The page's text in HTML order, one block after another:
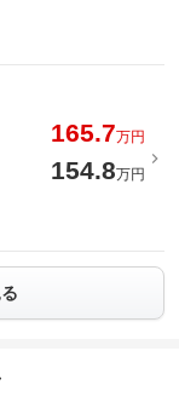
165.7万円
154.8万円